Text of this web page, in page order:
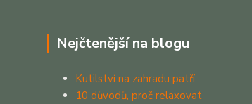
Nejčtenější na blogu
Kutilství na zahradu patří
10 důvodů, proč relaxovat